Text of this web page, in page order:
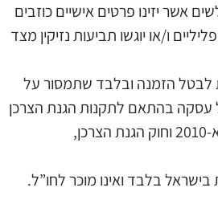
אשר יזינו פרטים אישיים כוזבים
ו/או יוגשו תביעות נזיקין מצד
לבטל הזמנה ובלבד שתמסור על
עסקה בהתאם לתקנות הגנת הצרכן
(ביטול עסקה), התשע”א-2010 וחוק הגנת הצרכן,